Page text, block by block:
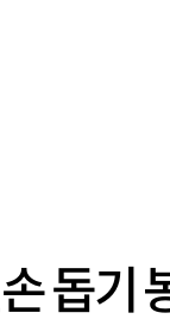
돕기